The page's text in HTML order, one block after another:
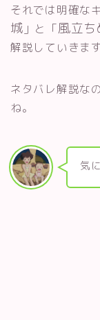
それでは明確な
城 」と「風立ち
解説していきま
ネタバレ解説な
ね。
気